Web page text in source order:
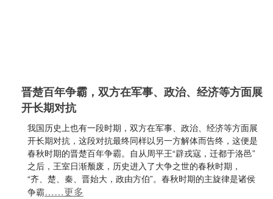
晋楚百年争霸，双方在军事、政治、经济等方面展
开长期对抗
我国历史上也有一段时期，双方在军事、政治、经济等方面展
开长期对抗，这段对抗最终同样以另一方解体而告终，这便是
春秋时期的晋楚百年争霸。自从周平王“辟戎寇，迁都于洛邑”
之后，王室日渐颓废，历史进入了大争之世的春秋时期，
“齐、楚、秦、晋始大，政由方伯”。春秋时期的主旋律是诸侯
争霸……更多